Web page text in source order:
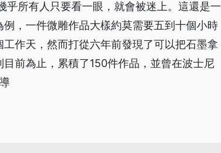
所有人只要看一眼，就會被迷上。這還是一
，一件微雕作品大樣約莫需要五到十個小時
作天，然而打從六年前發現了可以把石墨拿
前為止，累積了150件作品，並曾在波士尼